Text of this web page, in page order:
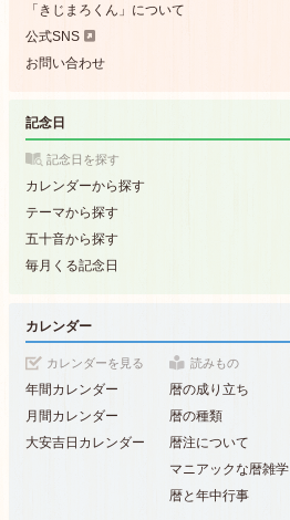
「きじまろくん」について
公式SNS
お問い合わせ
記念日
記念日を探す
カレンダーから探す
テーマから探す
五十音から探す
毎月くる記念日
カレンダー
カレンダーを見る
年間カレンダー
月間カレンダー
大安吉日カレンダー
読みもの
暦の成り立ち
暦の種類
暦注について
マニアックな暦雑学
暦と年中行事